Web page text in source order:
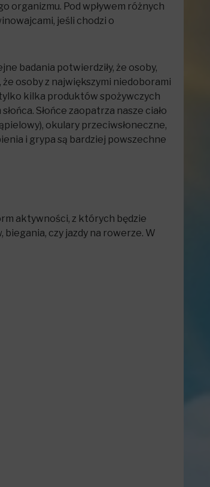
organizmu. Pod wpływem różnych
jeśli chodzi o
badania potwierdziły, że osoby,
osoby z największymi niedoborami
kilka produktów spożywczych
Słońce zaopatrza nasze ciało
okulary przeciwsłoneczne,
i grypa są bardziej powszechne
aktywności, z których będzie
czy jazdy na rowerze. W